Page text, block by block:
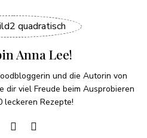
Anna Lee!
und die Autorin von
dir viel Freude beim Ausprobieren
leckeren Rezepte!